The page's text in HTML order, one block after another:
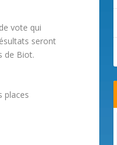
vote qui
seront
de Biot.
places